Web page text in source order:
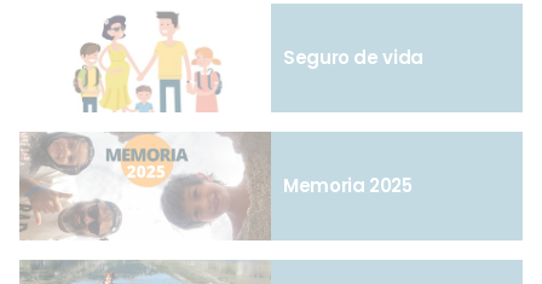
Seguro de vida
Memoria 2025